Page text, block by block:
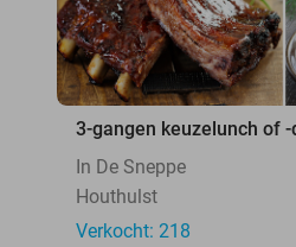
3-gangen keuzelunch of
In De Sneppe
Houthulst
Verkocht: 218